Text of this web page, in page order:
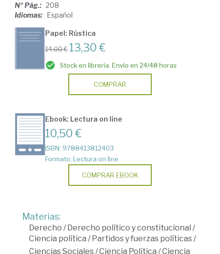
Nº Pág.: 208
Idiomas: Español
Papel: Rústica
14,00 € 13,30 €
Stock en librería. Envío en 24/48 horas
COMPRAR
Ebook: Lectura on line
10,50 €
ISBN: 9788413812403
Formato: Lectura on line
COMPRAR EBOOK
Materias:
Derecho /Derecho político y constitucional /
Ciencia política /Partidos y fuerzas políticas /
Ciencias Sociales /Ciencia Política /Ciencia